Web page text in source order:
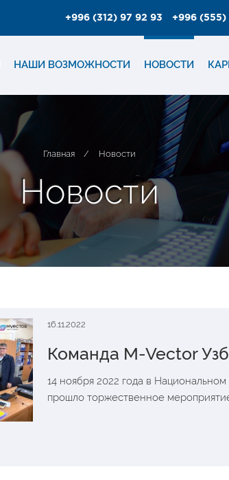
+996 (312) 97 92 93 +996 (555)
НАШИ ВОЗМОЖНОСТИ НОВОСТИ
Главная / Новости
Новости
16.11.2022
Команда M-Vector
14 ноября 2022 года в
прошло торжественное